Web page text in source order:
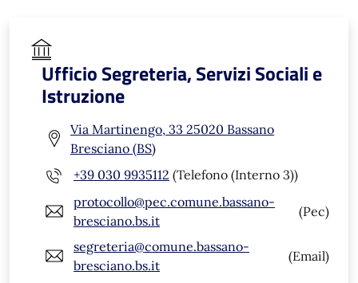
Ufficio Segreteria, Servizi Sociali e
Istruzione
Via Martinengo, 33 25020 Bassano
Bresciano (BS)
+39 030 9935112 (Telefono (Interno 3))
protocollo@pec.comune.bassano-
bresciano.bs.it
(Pec)
segreteria@comune.bassano-
bresciano.bs.it
(Email)